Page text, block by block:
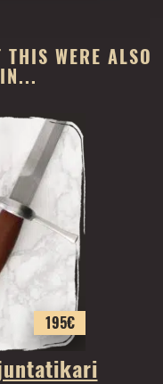
THIS WERE ALSO
195€